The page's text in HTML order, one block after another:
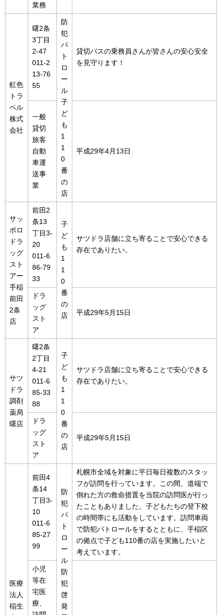
業務
虹色
トラ
ベル
株式
会社
曙2条
3丁目
2-47
011-2
13-76
55
防
犯
パ
ト
ロ
ー
ル
子
ど
も
1
1
0
番
の
店
貸切バスの乗務員さんが皆さんの安心安全
を見守ります！
一般
貸切
旅客
自動
車運
送事
業
平成29年4月13日
サッ
ポロ
ドラ
ッグ
スト
アー
手稲
前田
2条
店
前田2
条13
丁目3-
20
011-6
86-79
33
子
ど
も
1
1
0
番
の
店
サツドラ店舗に立ち寄ることで安心できる
存在でありたい。
ドラ
ッグ
スト
ア
平成29年5月15日
サツ
ドラ
調剤
薬局
曙店
曙2条
2丁目
4-21
011-6
85-33
88
子
ど
も
1
1
0
番
の
店
サツドラ店舗に立ち寄ることで安心できる
存在でありたい。
ドラ
ッグ
スト
ア
平成29年5月15日
医療
法人
稲生
前田4
条14
丁目3-
10
011-6
85-27
99
防
犯
パ
ト
ロ
ー
ル
防
犯
啓
発
札幌市全域を対象に平日毎日複数のスタッ
フが訪問を行っています。この間、道端で
倒れた方の救命措置を当院の訪問医が行っ
たこともありました。子どもたちの登下校
の時間帯にも活動をしています。訪問車両
で防犯パトロールをするとともに、手稲区
の拠点で子ども110番の店を実施したいと
考えています。
小児
等在
宅医
療、